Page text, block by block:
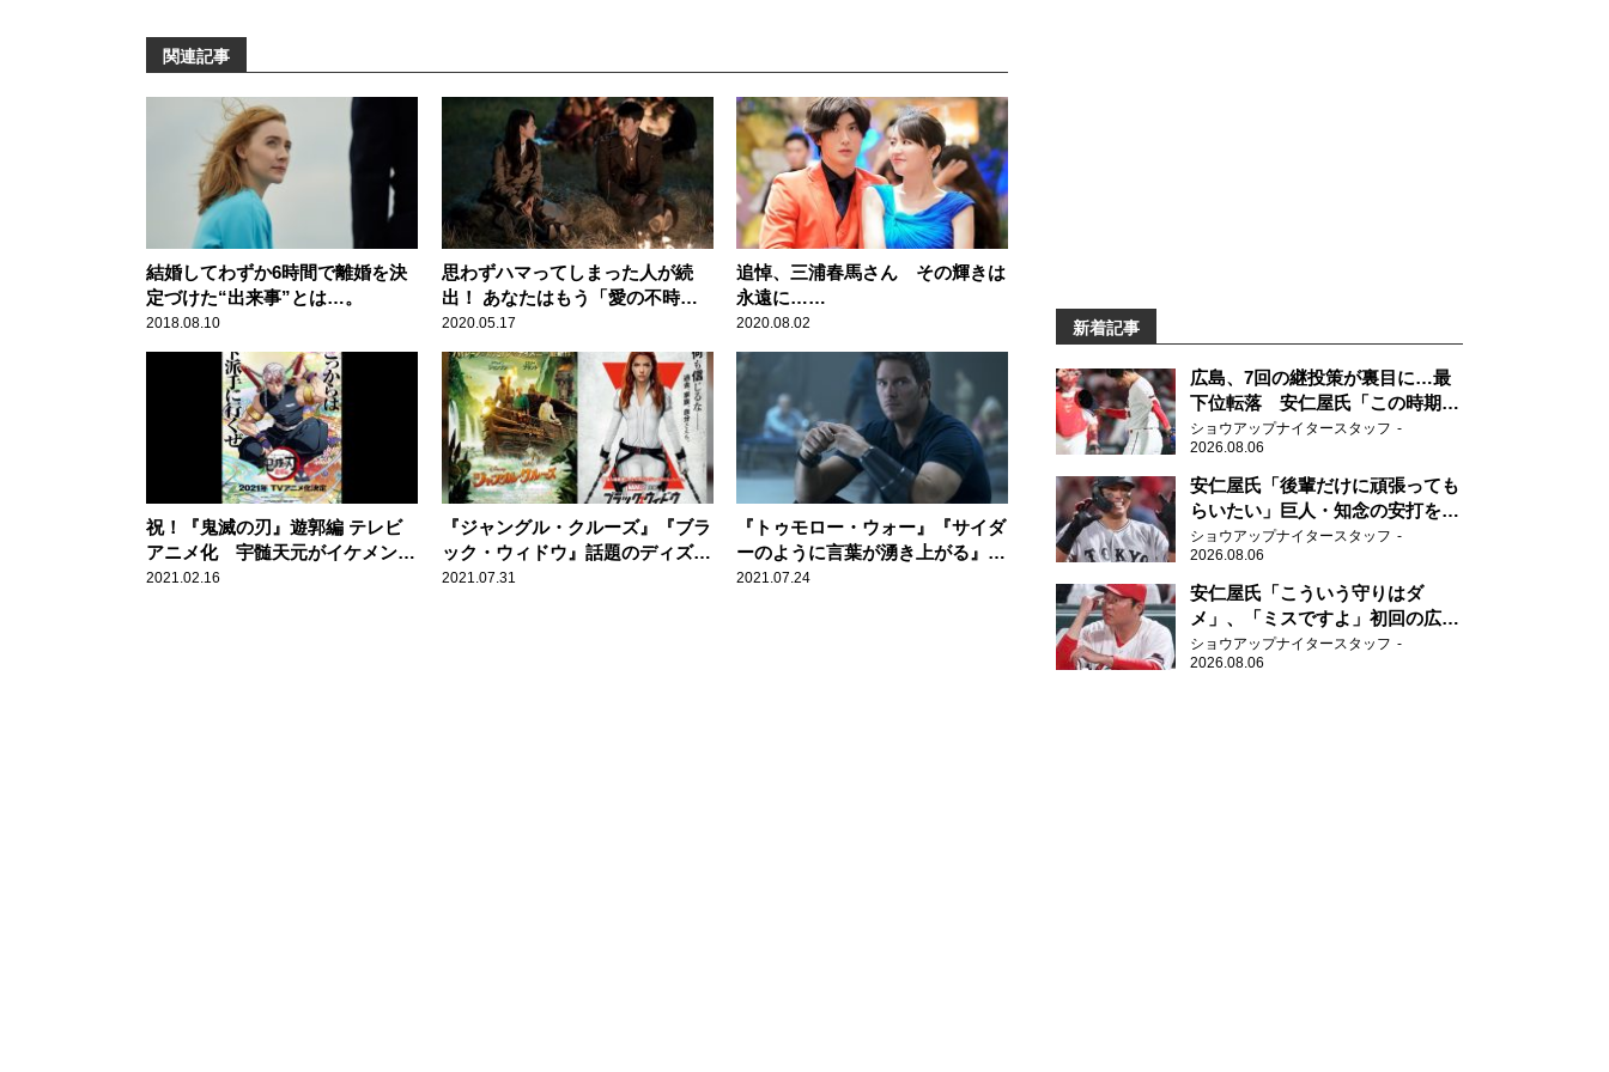
関連記事
結婚してわずか6時間で離婚を決
定づけた“出来事”とは…。
2018.08.10
思わずハマってしまった人が続
出！ あなたはもう「愛の不時
着」を見ましたか？
2020.05.17
追悼、三浦春馬さん その輝きは
永遠に……
2020.08.02
祝！『鬼滅の刃』遊郭編 テレビ
アニメ化 宇髄天元がイケメンす
ぎる！！
2021.02.16
『ジャングル・クルーズ』『ブラ
ック・ウィドウ』話題のディズニ
ー作品～映画館orおうち、どっち
2021.07.31
『トゥモロー・ウォー』『サイダ
ーのように言葉が湧き上がる』
2021年夏必見！ SF超大作＆劇
2021.07.24
新着記事
広島、7回の継投策が裏目に…最
下位転落 安仁屋氏「この時期に
来て勉強はない」
ショウアップナイタースタッフ
2026.08.06
安仁屋氏「後輩だけに頑張っても
らいたい」巨人・知念の安打を喜
ぶ
ショウアップナイタースタッフ
2026.08.06
安仁屋氏「こういう守りはダ
メ」、「ミスですよ」初回の広島
の守備に苦言
ショウアップナイタースタッフ
2026.08.06